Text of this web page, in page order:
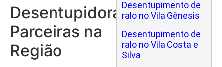
Desentupidoras
Parceiras na
Região
Desentupimento de
ralo no Vila Gênesis
Desentupimento de
ralo no Vila Costa e
Silva